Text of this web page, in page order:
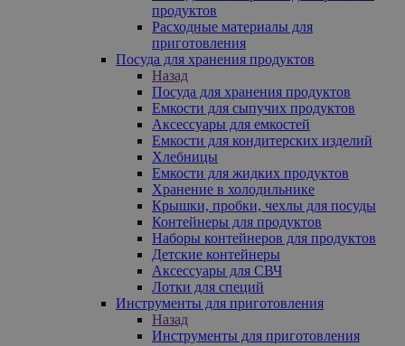
продуктов
Расходные материалы для
приготовления
Посуда для хранения продуктов
Назад
Посуда для хранения продуктов
Емкости для сыпучих продуктов
Аксессуары для емкостей
Емкости для кондитерских изделий
Хлебницы
Емкости для жидких продуктов
Хранение в холодильнике
Крышки, пробки, чехлы для посуды
Контейнеры для продуктов
Наборы контейнеров для продуктов
Детские контейнеры
Аксессуары для СВЧ
Лотки для специй
Инструменты для приготовления
Назад
Инструменты для приготовления